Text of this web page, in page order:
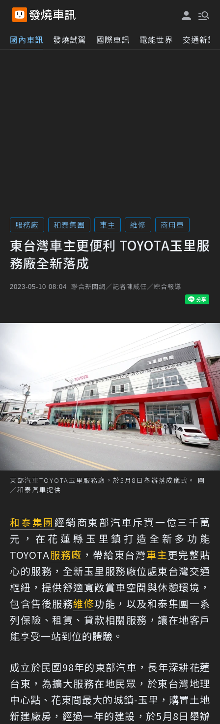
國內車訊 發燒試駕 國際車訊 電能世界 交通新訊
服務廠 和泰集團 車主 維修 商用車
東台灣車主更便利 TOYOTA玉里服
務廠全新落成
2023-05-10 08:04 聯合新聞網／記者陳威任／綜合報導
東部汽車TOYOTA玉里服務廠，於5月8日舉辦落成儀式。 圖
／和泰汽車提供
和泰集團經銷商東部汽車斥資一億三千萬
元，在花蓮縣玉里鎮打造全新多功能
TOYOTA服務廠 ，帶給東台灣車主更完整貼
心的服務，全新玉里服務廠位處東台灣交通
樞紐，提供舒適寬敞賞車空間與休憩環境，
包含售後服務維修功能，以及和泰集團一系
列保險、租賃、貸款相關服務，讓在地客戶
能享受一站到位的體驗。
成立於民國98年的東部汽車，長年深耕花蓮
台東，為擴大服務在地民眾，於東台灣地理
中心點、花東間最大的城鎮-玉里，購置土地
新建廠房，經過一年的建設，於5月8日舉辦